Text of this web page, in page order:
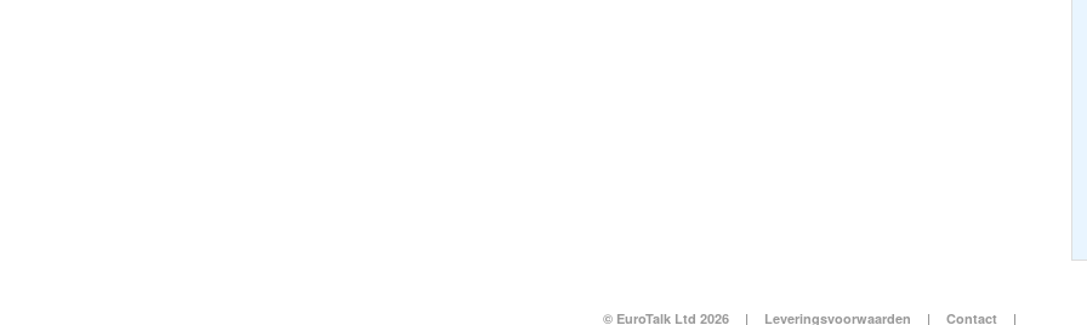
© EuroTalk Ltd 2026 | Leveringsvoorwaarden | Contact |